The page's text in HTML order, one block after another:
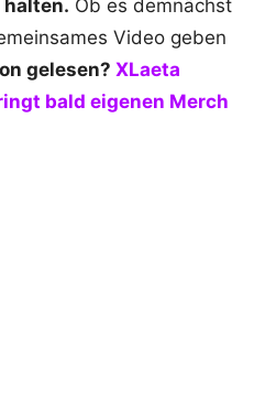
halten. Ob es demnächst
Video geben
gelesen? XLaeta
bald eigenen Merch